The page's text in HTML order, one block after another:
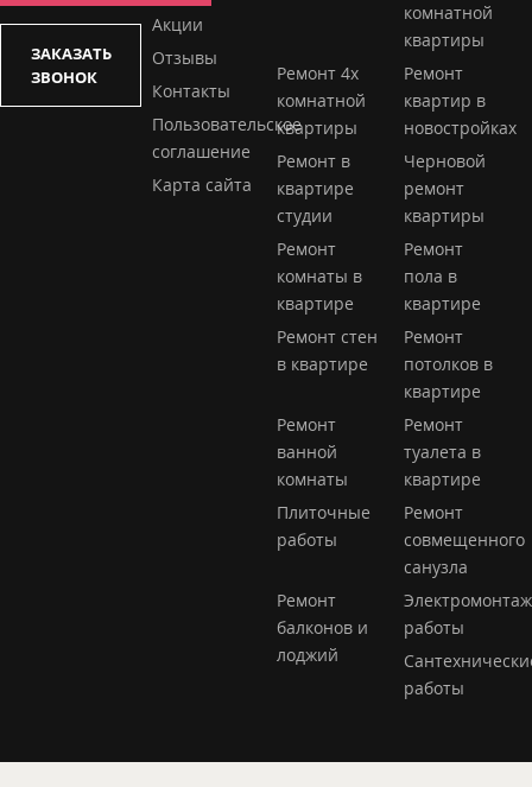
ЗАКАЗАТЬ
ЗВОНОК
Акции
Отзывы
Контакты
Пользовательское
соглашение
Карта сайта
комнатной
квартиры
Ремонт 4х
комнатной
квартиры
Ремонт
квартир в
новостройках
Ремонт в
квартире
студии
Черновой
ремонт
квартиры
Ремонт
комнаты в
квартире
Ремонт
пола в
квартире
Ремонт стен
в квартире
Ремонт
потолков в
квартире
Ремонт
ванной
комнаты
Ремонт
туалета в
квартире
Плиточные
работы
Ремонт
совмещенного
санузла
Ремонт
балконов и
лоджий
работы
работы